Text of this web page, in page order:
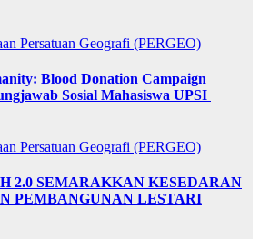
Persatuan Geografi (PERGEO)
Blood Donation Campaign
Sosial Mahasiswa UPSI
Persatuan Geografi (PERGEO)
2.0 SEMARAKKAN KESEDARAN
PEMBANGUNAN LESTARI